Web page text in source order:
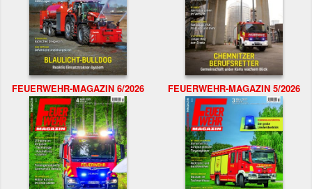
FEUERWEHR-MAGAZIN 6/2026 FEUERWEHR-MAGAZIN 5/2026